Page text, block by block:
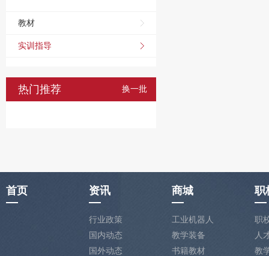
教材
实训指导
热门推荐 换一批
首页 资讯
行业政策
国内动态
国外动态
商城
工业机器人
教学装备
书籍教材
职
职
人
教